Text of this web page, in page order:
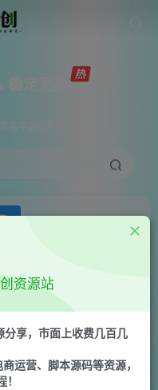
定更新
全年365天更新
从零吃透Codex核心
建专属私人AI自动
资源站
享，市面上收费几百几
运营、脚本源码等资源，